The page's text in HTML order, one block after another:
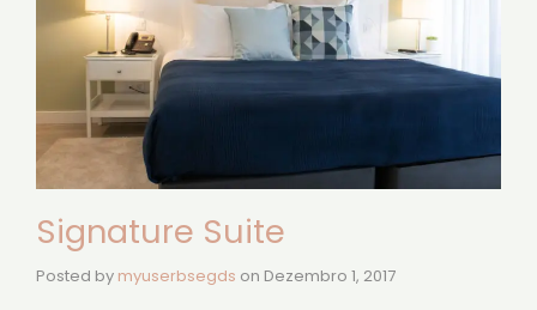
Signature Suite
Posted by myuserbsegds on Dezembro 1, 2017